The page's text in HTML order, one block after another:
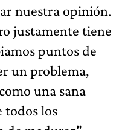
nuestra opinión.
justamente tiene
puntos de
un problema,
una sana
todos los